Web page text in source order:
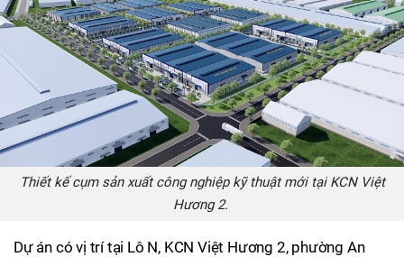
Thiết kế cụm sản xuất công nghiệp kỹ thuật mới tại KCN Việt
Hương 2.
Dự án có vị trí tại Lô N, KCN Việt Hương 2, phường An